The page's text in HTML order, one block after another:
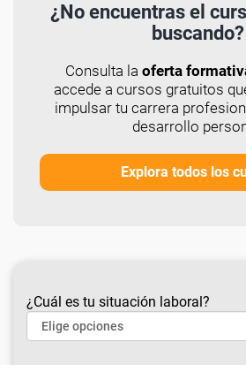
¿No encuentras el
buscando?
Consulta la oferta
accede a cursos gratuitos
impulsar tu carrera
desarrollo
Explora todos los
¿Cuál es tu situación laboral?